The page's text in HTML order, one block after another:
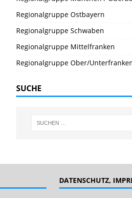
Regionalgruppe Ostbayern
Regionalgruppe Schwaben
Regionalgruppe Mittelfranken
Regionalgruppe Ober/
SUCHE
DATENSCHUTZ,